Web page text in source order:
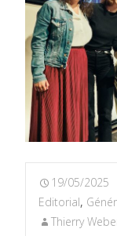
19/05/2025
Editorial,
Thierry